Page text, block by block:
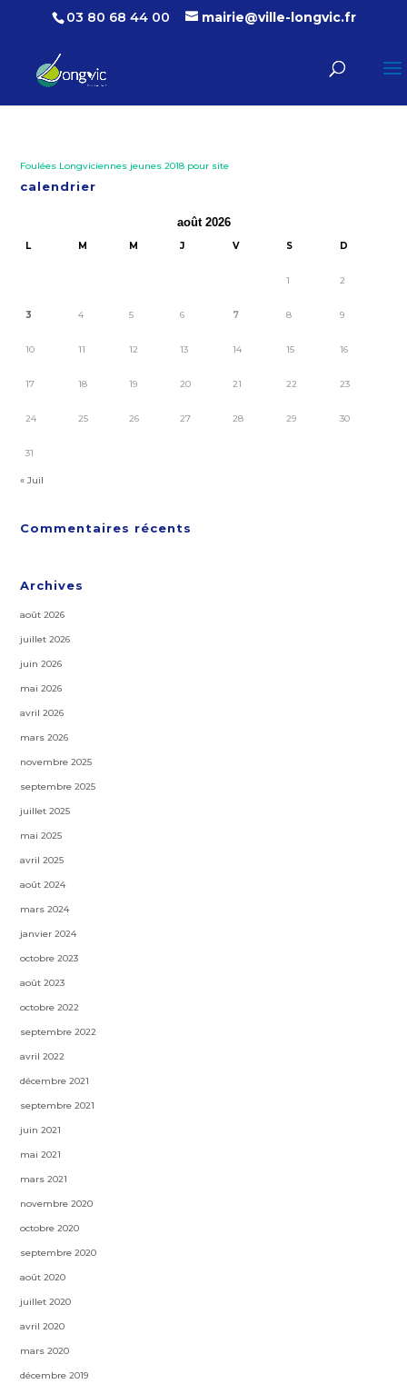
03 80 68 44 00 mairie@ville-longvic.fr
Foulées Longviciennes jeunes 2018 pour site
calendrier
août 2026
L M M J V S D
1 2
3 4 5 6 7 8 9
10 11 12 13 14 15 16
17 18 19 20 21 22 23
24 25 26 27 28 29 30
31
« Juil
Commentaires récents
Archives
août 2026
juillet 2026
juin 2026
mai 2026
avril 2026
mars 2026
novembre 2025
septembre 2025
juillet 2025
mai 2025
avril 2025
août 2024
mars 2024
janvier 2024
octobre 2023
août 2023
octobre 2022
septembre 2022
avril 2022
décembre 2021
septembre 2021
juin 2021
mai 2021
mars 2021
novembre 2020
octobre 2020
septembre 2020
août 2020
juillet 2020
avril 2020
mars 2020
décembre 2019